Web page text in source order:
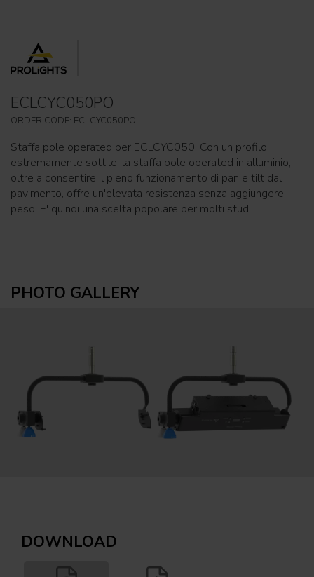
ECLCYC050PO
ORDER CODE: ECLCYC050PO
Staffa pole operated per ECLCYC050. Con un profilo
estremamente sottile, la staffa pole operated in alluminio,
oltre a consentire il pieno funzionamento di pan e tilt dal
pavimento, offre un'elevata resistenza senza aggiungere
peso. E' quindi una scelta popolare per molti studi.
PHOTO GALLERY
DOWNLOAD